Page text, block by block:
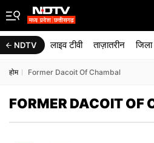
NDTV लाइव टीवी ताज़ातरीन जिला
होम Former Dacoit Of Chambal
FORMER DACOIT OF